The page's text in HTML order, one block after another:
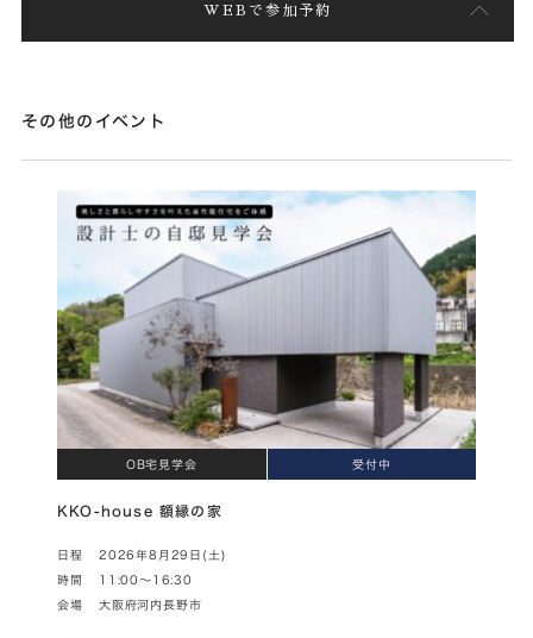
WEBで参加予約
その他のイベント
OB宅見学会 受付中
KKO-house 額縁の家
日程 2026年8月29日(土)
時間 11:00～16:30
会場 大阪府河内長野市